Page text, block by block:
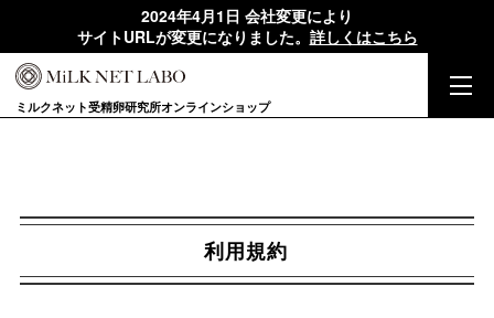
2024年4月1日 会社変更により
サイトURLが変更になりました。 詳しくはこちら
ミルクネット受精卵研究所オンラインショップ
利用規約